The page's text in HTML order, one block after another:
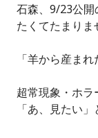
石森、9/23公開
たくてたまりま
「羊から産ま
超常現象・ホ
「あ、見たい